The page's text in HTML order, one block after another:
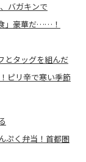
バガキンで
」豪華だ……！
とタッグを組んだ
ピリ辛で寒い季節
ぷく弁当！首都圏